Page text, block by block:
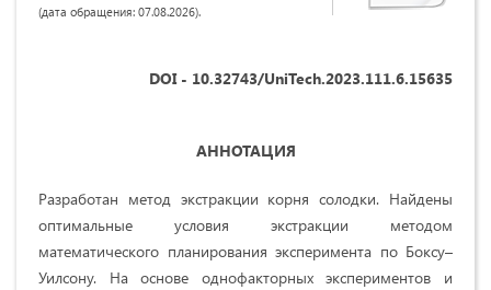
(дата обращения: 07.08.2026).
DOI - 10.32743/UniTech.2023.111.6.15635
АННОТАЦИЯ
Разработан метод экстракции корня солодки. Найдены
оптимальные условия экстракции методом
математического планирования эксперимента по Боксу–
Уилсону. На основе однофакторных экспериментов и